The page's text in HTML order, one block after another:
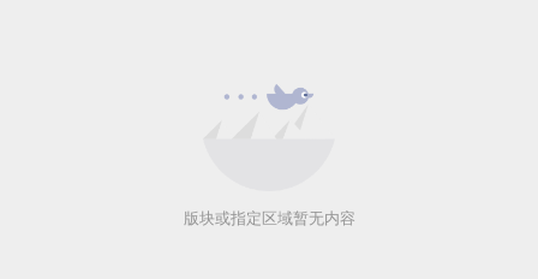
版块或指定区域暂无内容